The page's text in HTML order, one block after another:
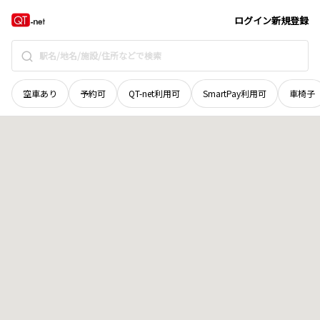
ログイン新規登録
空車あり 予約可 QT-net利用可 SmartPay利用可 車椅子
宮城県